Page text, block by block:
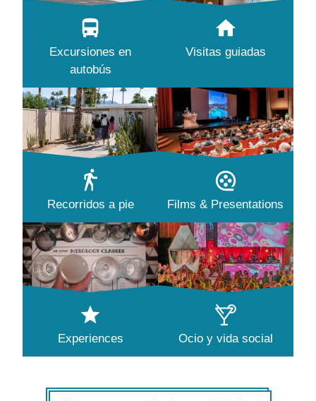
Excursiones en
autobús
Visitas guiadas
Recorridos a pie Films & Presentations
Experiences Ocio y vida social